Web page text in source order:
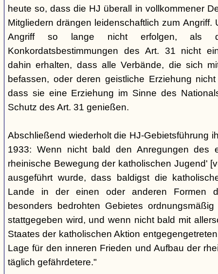
heute so, dass die HJ überall in vollkommener
Mitgliedern drängen leidenschaftlich zum
Angriff so lange nicht erfolgen, als
Konkordatsbestimmungen des Art. 31 nicht
dahin erhalten, dass alle Verbände, die sich
befassen, oder deren geistliche Erziehung
dass sie eine Erziehung im Sinne des
Schutz des Art. 31 genießen.
Abschließend wiederholt die HJ-Gebietsführung
1933: Wenn nicht bald den Anregungen des
rheinische Bewegung der katholischen Jugend'
ausgeführt wurde, dass baldigst die
Lande in der einen oder anderen Formen
besonders bedrohten Gebietes
stattgegeben wird, und wenn nicht bald mit
Staates der katholischen Aktion
Lage für den inneren Frieden und Aufbau der
täglich gefährdetere."